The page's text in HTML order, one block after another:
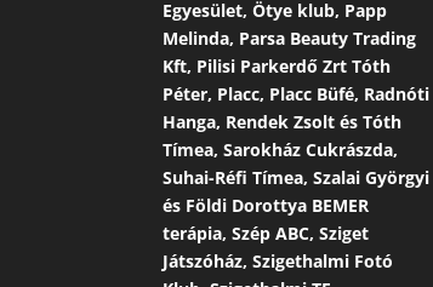
Egyesület, Ötye klub, Papp
Melinda, Parsa Beauty Trading
Kft, Pilisi Parkerdő Zrt Tóth
Péter, Placc, Placc Büfé, Radnóti
Hanga, Rendek Zsolt és Tóth
Tímea, Sarokház Cukrászda,
Suhai-Réfi Tímea, Szalai Györgyi
és Földi Dorottya BEMER
terápia, Szép ABC, Sziget
Játszóház, Szigethalmi Fotó